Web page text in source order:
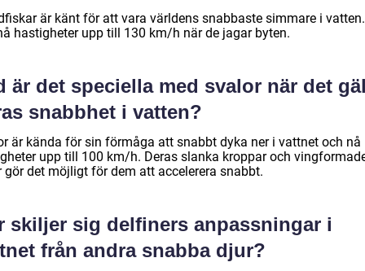
är känt för att vara världens snabbaste simmare i
hastigheter upp till 130 km/h när de jagar byten.
är det speciella med svalor när det
snabbhet i vatten?
är kända för sin förmåga att snabbt dyka ner i vattnet och nå
upp till 100 km/h. Deras slanka kroppar och
gör det möjligt för dem att accelerera snabbt.
skiljer sig delfiners anpassningar i
från andra snabba djur?